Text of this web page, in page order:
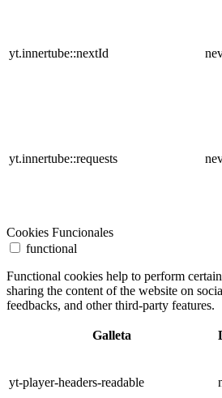
yt.innertube::nextId
yt.innertube::requests
Cookies Funcionales
functional
Functional cookies help to perform
sharing the content of the website on
feedbacks, and other third-party features.
Galleta
yt-player-headers-readable